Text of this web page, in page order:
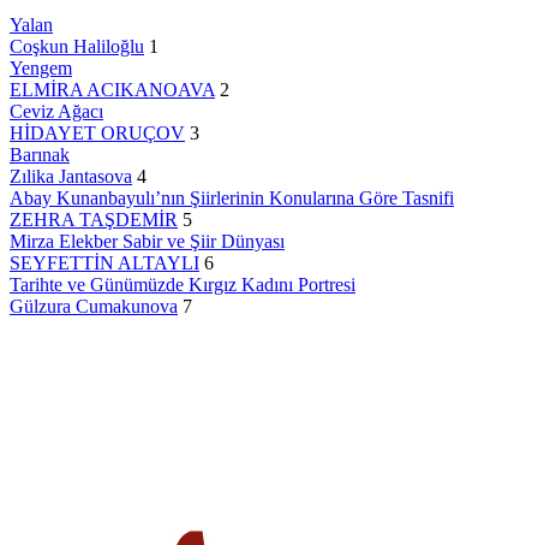
Yalan
Coşkun Haliloğlu 1
Yengem
ELMİRA ACIKANOAVA 2
Ceviz Ağacı
HİDAYET ORUÇOV 3
Barınak
Zılika Jantasova 4
Abay Kunanbayulı’nın Şiirlerinin Konularına Göre Tasnifi
ZEHRA TAŞDEMİR 5
Mirza Elekber Sabir ve Şiir Dünyası
SEYFETTİN ALTAYLI 6
Tarihte ve Günümüzde Kırgız Kadını Portresi
Gülzura Cumakunova 7